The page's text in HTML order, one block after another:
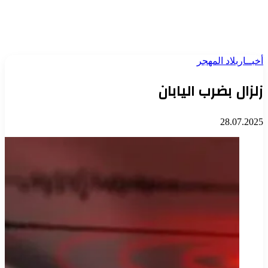
أخبــار بلاد المهجر
زلزال بضرب اليابان
28.07.2025